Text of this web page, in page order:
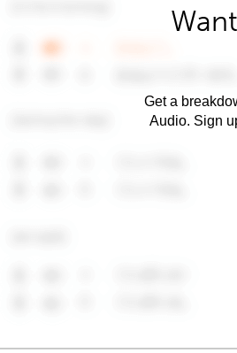
Get a
Audio. Sign